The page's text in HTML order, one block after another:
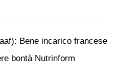
Bene incarico francese
bontà Nutrinform